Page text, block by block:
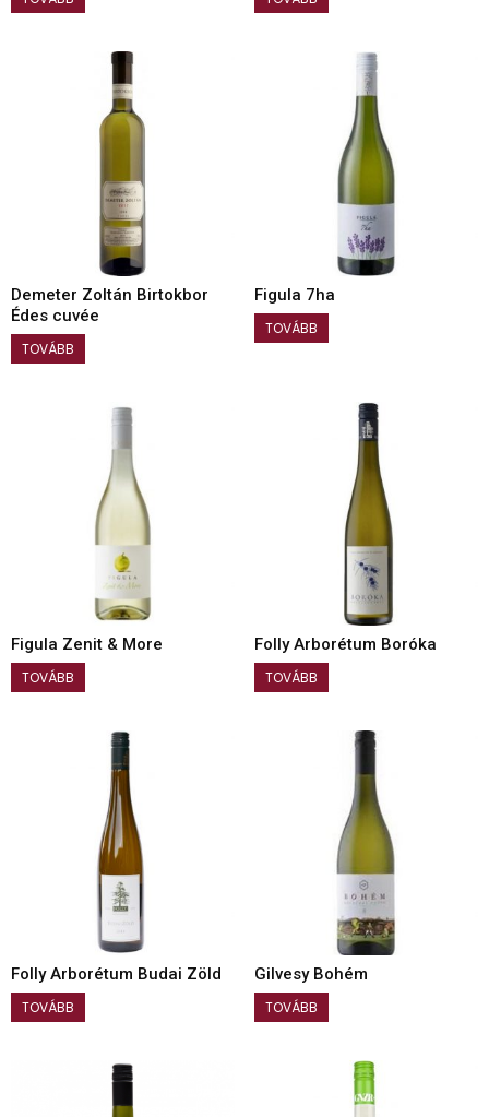
Demeter Zoltán Birtokbor
Édes cuvée
TOVÁBB
Figula 7ha
TOVÁBB
Figula Zenit & More
TOVÁBB
Folly Arborétum Boróka
TOVÁBB
Folly Arborétum Budai Zöld
TOVÁBB
Gilvesy Bohém
TOVÁBB